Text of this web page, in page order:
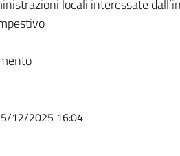
locali interessate
12/2025 16:04